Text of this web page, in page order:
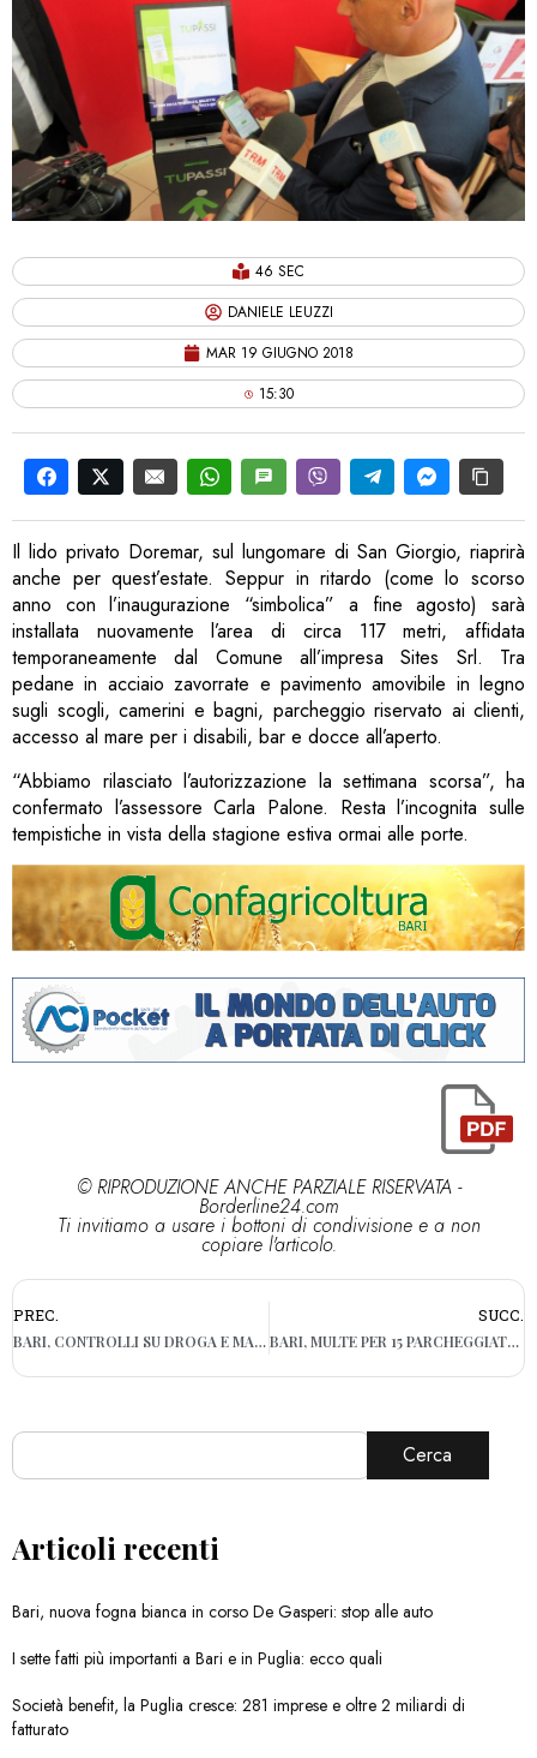
46 SEC
DANIELE LEUZZI
MAR 19 GIUGNO 2018
15:30
Il lido privato Doremar, sul lungomare di San Giorgio, riaprirà
anche per quest’estate. Seppur in ritardo (come lo scorso
anno con l’inaugurazione “simbolica” a fine agosto) sarà
installata nuovamente l’area di circa 117 metri, affidata
temporaneamente dal Comune all’impresa Sites Srl. Tra
pedane in acciaio zavorrate e pavimento amovibile in legno
sugli scogli, camerini e bagni, parcheggio riservato ai clienti,
accesso al mare per i disabili, bar e docce all’aperto.
“Abbiamo rilasciato l’autorizzazione la settimana scorsa”, ha
confermato l’assessore Carla Palone. Resta l’incognita sulle
tempistiche in vista della stagione estiva ormai alle porte.
© RIPRODUZIONE ANCHE PARZIALE RISERVATA -
Borderline24.com
Ti invitiamo a usare i bottoni di condivisione e a non
copiare l'articolo.
PREC.
BARI, CONTROLLI SU DROGA E MARCHI CONTRAFFATTI AL CONCERTO DI VASCO: SEGNALATE 233 PERSONE
SUCC.
BARI, MULTE PER 15 PARCHEGGIATORI E 28 SEQUESTRI TRA I VENDITORI ABUSIVI: I NUMERI DELLE NOTTI DI VASCO AL SAN NICOLA
Cerca
Articoli recenti
Bari, nuova fogna bianca in corso De Gasperi: stop alle auto
I sette fatti più importanti a Bari e in Puglia: ecco quali
Società benefit, la Puglia cresce: 281 imprese e oltre 2 miliardi di
fatturato